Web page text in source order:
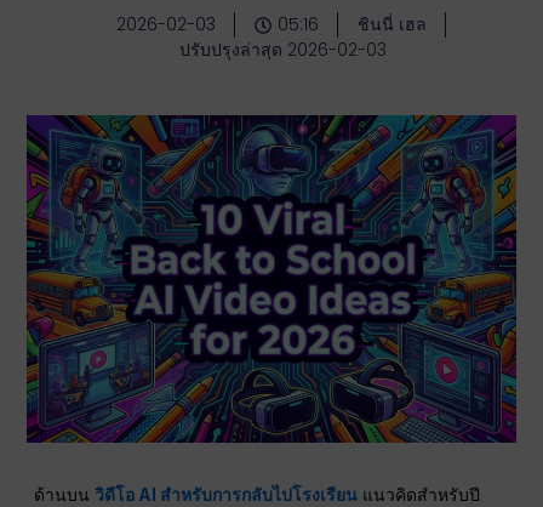
2026-02-03 05:16
ชินนี่ เฮล
ปรับปรุงล่าสุด 2026-02-03
ด้านบนวิดีโอ AI สำหรับการกลับไปโรงเรียน แนวคิดสำหรับปี